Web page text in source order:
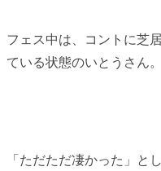
フェス中は、コントに芝
ている状態のいとうさん
「ただただ凄かった」と